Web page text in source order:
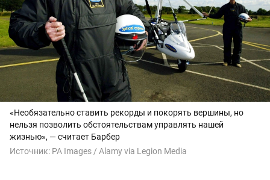
«Необязательно ставить рекорды и покорять вершины, но
нельзя позволить обстоятельствам управлять нашей
жизнью», — считает Барбер
Источник: PA Images / Alamy via Legion Media